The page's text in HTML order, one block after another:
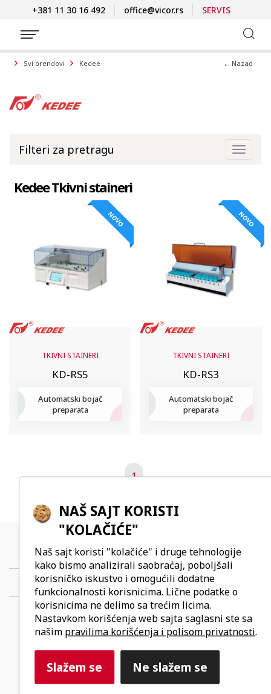
+381 11 30 16 492 office@vicor.rs SERVIS
Svi brendovi Kedee ← Nazad
Toggle
Filteri za pretragu
Kedee Tkivni staineri
NOVO
TKIVNI STAINERI
KD-RS5
Automatski bojač
preparata
NOVO
TKIVNI STAINERI
KD-RS3
Automatski bojač
preparata
1
PO KATEGORIJI
O KOMPANIJI
Vicor d.o.o.
Novi Beograd
office@vicor.rs
NAŠ SAJT KORISTI
"KOLAČIĆE"
Naš sajt koristi "kolačiće" i druge tehnologije
kako bismo analizirali saobraćaj, poboljšali
korisničko iskustvo i omogućili dodatne
funkcionalnosti korisnicima. Lične podatke o
korisnicima ne delimo sa trećim licima.
Nastavkom korišćenja web sajta saglasni ste sa
našim pravilima korišćenja i polisom privatnosti.
Slažem se Ne slažem se